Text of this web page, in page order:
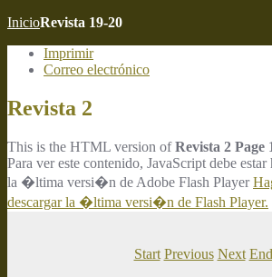
InicioRevista 19-20
Imprimir
Correo electrónico
Revista 2
This is the HTML version ofRevista 2 Page
Para ver este contenido, JavaScript debe
la �ltima versi�n de Adobe Flash Player
descargar la �ltima versi�n de Flash Player.
Start Previous Next End